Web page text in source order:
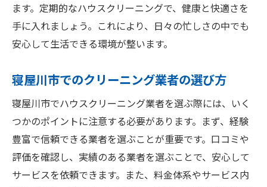
ます。定期的なハウスクリーニングで、健康と快適さを
手に入れましょう。これにより、日々の忙しさの中でも
安心して生活できる環境が整います。
寝屋川市でのクリーニング業者の選び方
寝屋川市でハウスクリーニング業者を選ぶ際には、いく
つかのポイントに注意する必要があります。まず、経験
豊富で信頼できる業者を選ぶことが重要です。口コミや
評価を確認し、実績のある業者を選ぶことで、安心して
サービスを依頼できます。また、料金体系やサービス内